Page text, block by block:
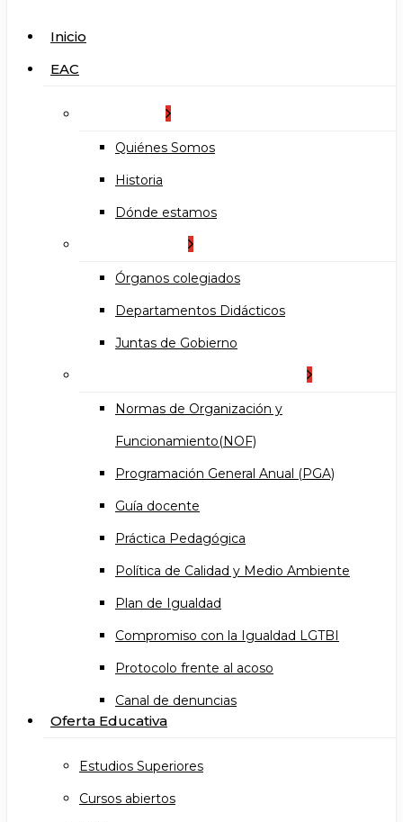
search
Menu
Inicio
EAC
Quiénes Somos
Historia
Dónde estamos
Órganos colegiados
Departamentos Didácticos
Juntas de Gobierno
Normas de Organización y
Funcionamiento(NOF)
Programación General Anual (PGA)
Guía docente
Práctica Pedagógica
Política de Calidad y Medio Ambiente
Plan de Igualdad
Compromiso con la Igualdad LGTBI
Protocolo frente al acoso
Canal de denuncias
Oferta Educativa
Estudios Superiores
Cursos abiertos